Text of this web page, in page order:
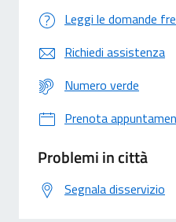
Leggi le domande
Richiedi assistenza
Numero verde
Prenota
Problemi in città
Segnala disservizio